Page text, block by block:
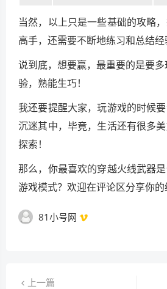
当然，以上只是一些基础的攻略
高手，还需要不断地练习和总结经
说到底，想要赢，最重要的是要
验，熟能生巧！
我还要提醒大家，玩游戏的时候
沉迷其中，毕竟，生活还有很多
探索！
那么，你最喜欢的穿越火线武器
游戏模式？欢迎在评论区分享你的
81小号网
上一篇